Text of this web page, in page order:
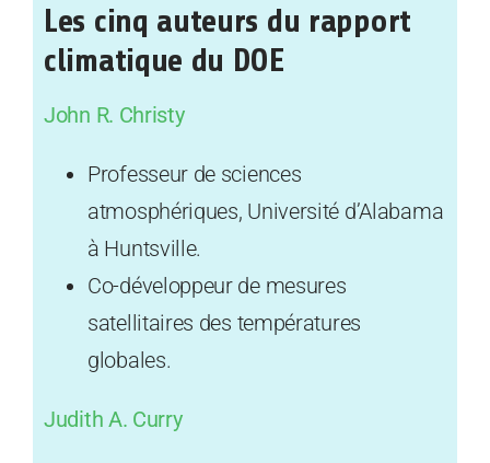
Les cinq auteurs du rapport
climatique du DOE
John R. Christy
Professeur de sciences
atmosphériques, Université d’Alabama
à Huntsville.
Co-développeur de mesures
satellitaires des températures
globales.
Judith A. Curry